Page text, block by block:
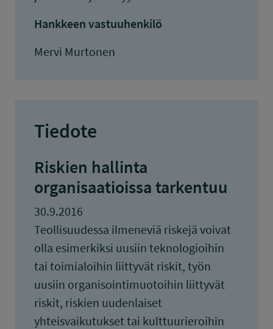
Hankkeen vastuuhenkilö
Mervi Murtonen
Tiedote
Riskien hallinta
organisaatioissa tarkentuu
30.9.2016
Teollisuudessa ilmeneviä riskejä voivat
olla esimerkiksi uusiin teknologioihin
tai toimialoihin liittyvät riskit, työn
uusiin organisointimuotoihin liittyvät
riskit, riskien uudenlaiset
yhteisvaikutukset tai kulttuurieroihin